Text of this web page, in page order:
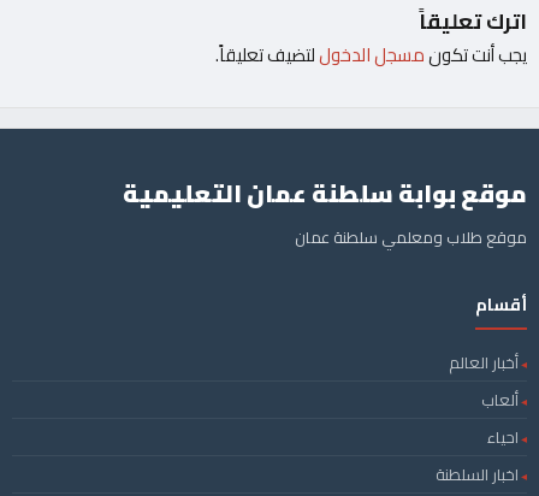
اترك تعليقاً
يجب أنت تكونمسجل الدخوللتضيف تعليقاً.
موقع بوابة سلطنة عمان التعليمية
موقع طلاب ومعلمي سلطنة عمان
أقسام
أخبار العالم
ألعاب
احياء
اخبار السلطنة